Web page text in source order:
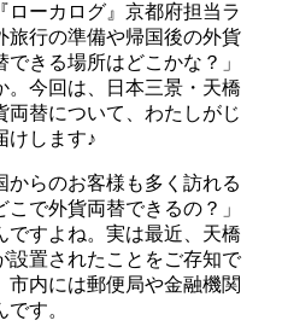
ローカログ』京都府担当ラ
旅行の準備や帰国後の外貨
きる場所はどこかな？」
。今回は、日本三景・天橋
両替について、わたしがじ
けします♪
からのお客様も多く訪れる
で外貨両替できるの？」
ですよね。実は最近、天橋
設置されたことをご存知で
市内には郵便局や金融機関
す。